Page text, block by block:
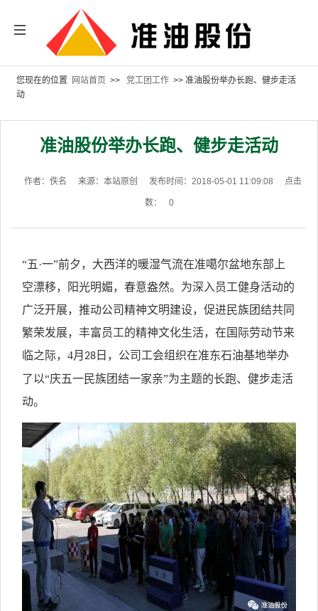
您现在的位置 网站首页 >> 党工团工作 >> 准油股份举办长跑、健步走活
动
准油股份举办长跑、健步走活动
作者：佚名 来源：本站原创 发布时间：2018-05-01 11:09:08 点击
数： 0
“五·一”前夕， 大西洋的暖湿气流在准噶尔盆地东部 上
空漂移， 阳光明媚，春意盎然。为深入 员工健身活动的
广泛开展，推动公司精神文明建设， 促进民族团结共同
繁荣发展， 丰富员工的精神文化生活，在国际劳动节来
临之际， 4月 28 日 ， 公司 工会组织在准东石油基地举办
了以“庆五一民族团结一家亲”为主题的长跑、 健步走活
动。